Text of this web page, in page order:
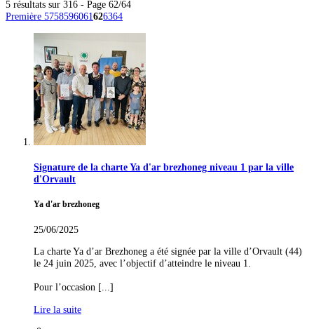
5 résultats sur 316 - Page 62/64
Première 5758596061626364
Signature de la charte Ya d'ar brezhoneg niveau 1 par la ville
d'Orvault
Ya d'ar brezhoneg
25/06/2025
La charte Ya d’ar Brezhoneg a été signée par la ville d’Orvault (44)
le 24 juin 2025, avec l’objectif d’atteindre le niveau 1.
Pour l’occasion [...]
Lire la suite